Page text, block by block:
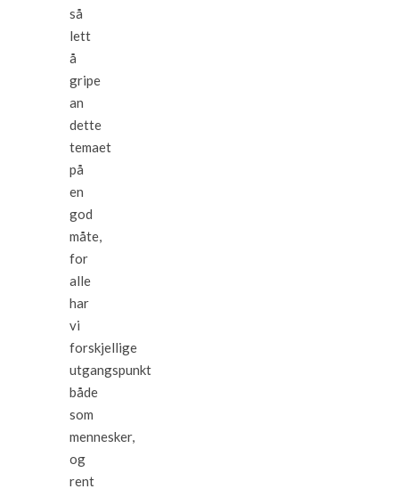
så
lett
å
gripe
an
dette
temaet
på
en
god
måte,
for
alle
har
vi
forskjellige
utgangspunkt
både
som
mennesker,
og
rent